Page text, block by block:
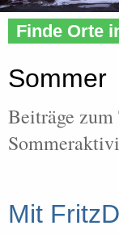
Finde Orte
Sommer
Beiträge
Mit
Recent